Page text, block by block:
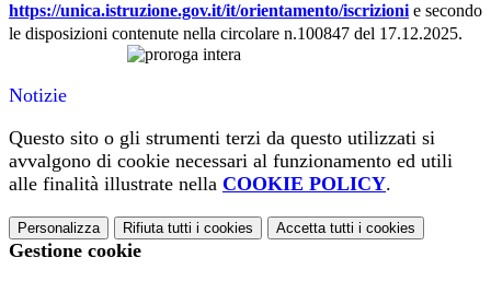
https://unica.istruzione.gov.it/it/orientamento/iscrizioni e secondo
le disposizioni contenute nella circolare n.100847 del 17.12.2025.
Notizie
Questo sito o gli strumenti terzi da questo utilizzati si
avvalgono di cookie necessari al funzionamento ed utili
alle finalità illustrate nella COOKIE POLICY.
Personalizza Rifiuta tutti i cookies Accetta tutti i cookies
Gestione cookie